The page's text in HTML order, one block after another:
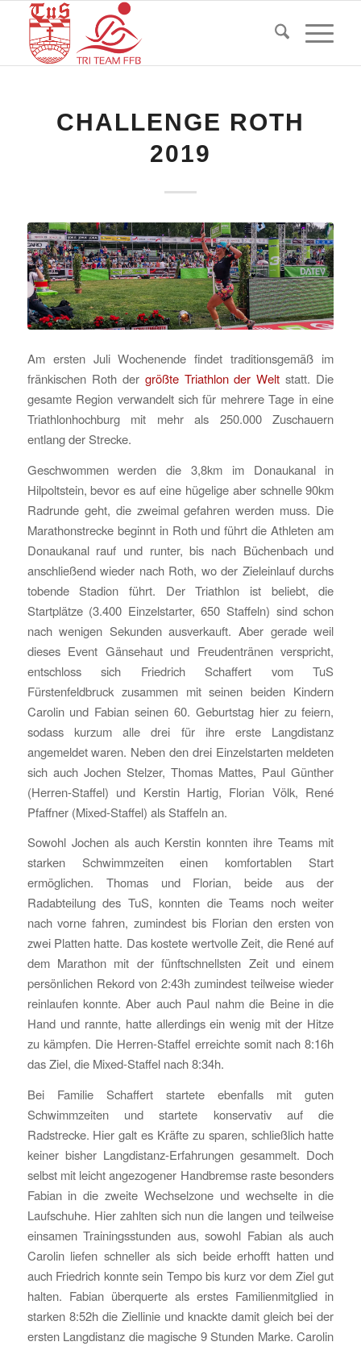
CHALLENGE ROTH
2019
Am ersten Juli Wochenende findet traditionsgemäß im
fränkischen Roth der größte Triathlon der Welt statt. Die
gesamte Region verwandelt sich für mehrere Tage in eine
Triathlonhochburg mit mehr als 250.000 Zuschauern
entlang der Strecke.
Geschwommen werden die 3,8km im Donaukanal in
Hilpoltstein, bevor es auf eine hügelige aber schnelle 90km
Radrunde geht, die zweimal gefahren werden muss. Die
Marathonstrecke beginnt in Roth und führt die Athleten am
Donaukanal rauf und runter, bis nach Büchenbach und
anschließend wieder nach Roth, wo der Zieleinlauf durchs
tobende Stadion führt. Der Triathlon ist beliebt, die
Startplätze (3.400 Einzelstarter, 650 Staffeln) sind schon
nach wenigen Sekunden ausverkauft. Aber gerade weil
dieses Event Gänsehaut und Freudentränen verspricht,
entschloss sich Friedrich Schaffert vom TuS
Fürstenfeldbruck zusammen mit seinen beiden Kindern
Carolin und Fabian seinen 60. Geburtstag hier zu feiern,
sodass kurzum alle drei für ihre erste Langdistanz
angemeldet waren. Neben den drei Einzelstarten meldeten
sich auch Jochen Stelzer, Thomas Mattes, Paul Günther
(Herren-Staffel) und Kerstin Hartig, Florian Völk, René
Pfaffner (Mixed-Staffel) als Staffeln an.
Sowohl Jochen als auch Kerstin konnten ihre Teams mit
starken Schwimmzeiten einen komfortablen Start
ermöglichen. Thomas und Florian, beide aus der
Radabteilung des TuS, konnten die Teams noch weiter
nach vorne fahren, zumindest bis Florian den ersten von
zwei Platten hatte. Das kostete wertvolle Zeit, die René auf
dem Marathon mit der fünftschnellsten Zeit und einem
persönlichen Rekord von 2:43h zumindest teilweise wieder
reinlaufen konnte. Aber auch Paul nahm die Beine in die
Hand und rannte, hatte allerdings ein wenig mit der Hitze
zu kämpfen. Die Herren-Staffel erreichte somit nach 8:16h
das Ziel, die Mixed-Staffel nach 8:34h.
Bei Familie Schaffert startete ebenfalls mit guten
Schwimmzeiten und startete konservativ auf die
Radstrecke. Hier galt es Kräfte zu sparen, schließlich hatte
keiner bisher Langdistanz-Erfahrungen gesammelt. Doch
selbst mit leicht angezogener Handbremse raste besonders
Fabian in die zweite Wechselzone und wechselte in die
Laufschuhe. Hier zahlten sich nun die langen und teilweise
einsamen Trainingsstunden aus, sowohl Fabian als auch
Carolin liefen schneller als sich beide erhofft hatten und
auch Friedrich konnte sein Tempo bis kurz vor dem Ziel gut
halten. Fabian überquerte als erstes Familienmitglied in
starken 8:52h die Ziellinie und knackte damit gleich bei der
ersten Langdistanz die magische 9 Stunden Marke. Carolin